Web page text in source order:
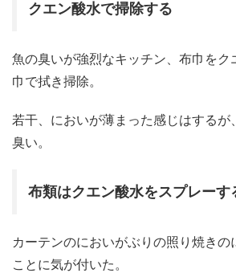
クエン酸水で掃除する
魚の臭いが強烈なキッチン、布巾をク
巾で拭き掃除。
若干、においが薄まった感じはするが
臭い。
布類はクエン酸水をスプレーす
カーテンのにおいがぶりの照り焼きの
ことに気が付いた。